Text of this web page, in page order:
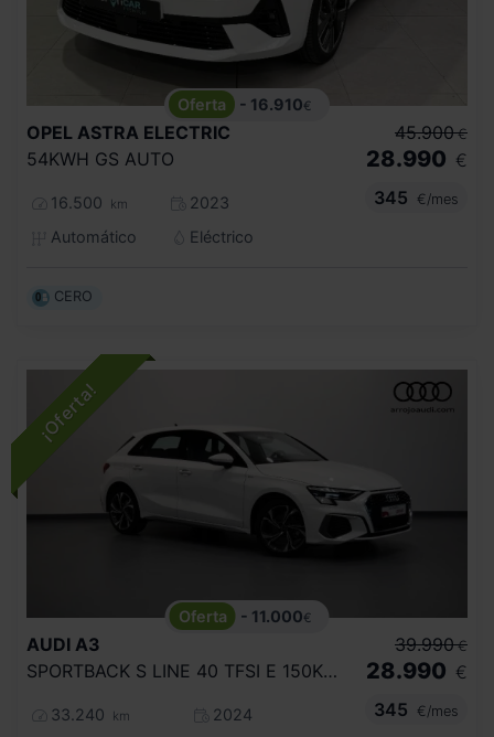
- 16.910€
OPEL ASTRA ELECTRIC
54KWH GS AUTO
16.500 km
2023
Automático
Eléctrico
45.900 €
28.990 €
345
€/mes
CERO
- 11.000€
AUDI A3
SPORTBACK S LINE 40 TFSI E 150KW S TRON
33.240 km
2024
39.990 €
28.990 €
345
€/mes